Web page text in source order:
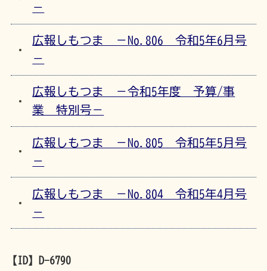
－
広報しもつま －No.806 令和5年6月号
－
広報しもつま －令和5年度 予算/事
業 特別号－
広報しもつま －No.805 令和5年5月号
－
広報しもつま －No.804 令和5年4月号
－
【ID】
D-6790